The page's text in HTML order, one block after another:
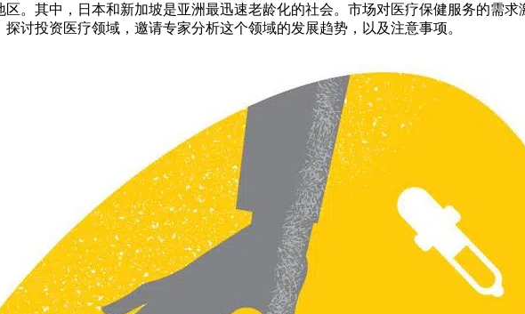
。其中，日本和新加坡是亚洲最迅速老龄化的社会。市场对医疗保健服务的需
讨投资医疗领域，邀请专家分析这个领域的发展趋势，以及注意事项。